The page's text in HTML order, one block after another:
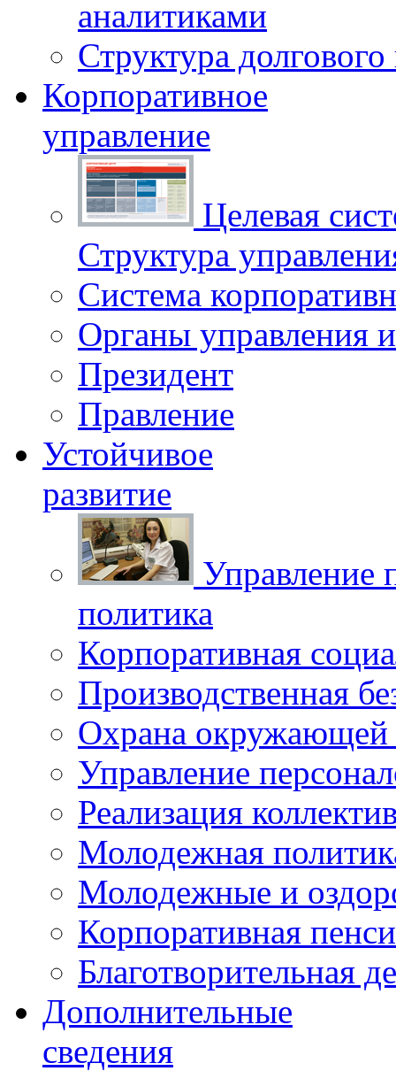
аналитиками
Структура
Корпоративное
управление
Целевая
Структура
Система
Органы управления
Президент
Правление
Устойчивое
развитие
Управление
политика
Корпоративная
Производственная
Охрана окружающей
Управление
Реализация
Молодежная
Молодежные и
Корпоративная
Благотворительная
Дополнительные
сведения